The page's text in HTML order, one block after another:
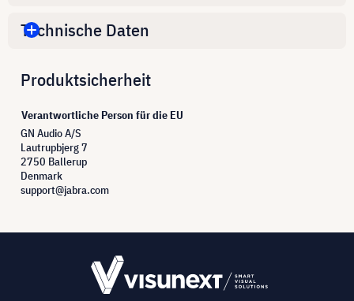
Technische Daten
Produktsicherheit
Verantwortliche Person für die EU
GN Audio A/S
Lautrupbjerg 7
2750 Ballerup
Denmark
support@jabra.com